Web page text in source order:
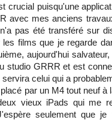
crucial puisqu'une
avec mes anciens
pas été transféré sur
films que je regarde
aujourd'hui
studio GRRR et est
servira celui qui a
par un M4 tout neuf à
vieux iPads qui me
seulement que je